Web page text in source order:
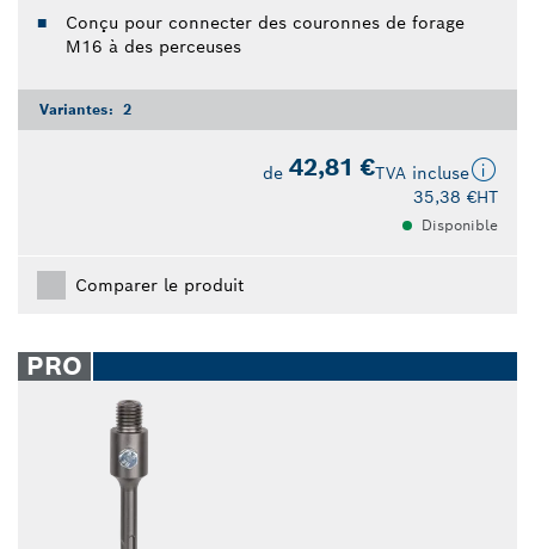
Conçu pour connecter des couronnes de forage
M16 à des perceuses
Variantes: 2
de 42,81 €TVA incluse
35,38 €HT
Disponible
Comparer le produit
PRO